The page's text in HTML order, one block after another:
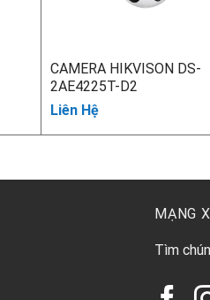
CAMERA HIKVISON DS-
2AE4225T-D2
Liên Hệ
MẠNG
Tìm